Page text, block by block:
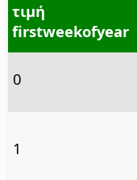
τιμή
firstweekofyear
0
1